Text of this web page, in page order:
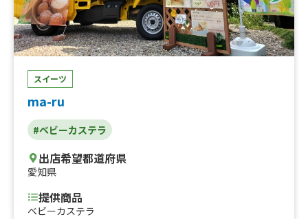
スイーツ
ma-ru
#ベビーカステラ
出店希望都道府県
愛知県
提供商品
ベビーカステラ